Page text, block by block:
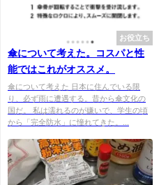
お役立ち
傘について考えた。コスパと性
能ではこれがオススメ。
傘について考えた 日本に住んでいる限
り、必ず雨に遭遇する。昔から傘文化の
国だ。 私は濡れるのが嫌いで、学生の頃
から「完全防水」に憧れてきた。...